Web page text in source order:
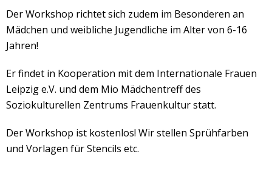
Der Workshop richtet sich zudem im Besonderen an
Mädchen und weibliche Jugendliche im Alter von 6-16
Jahren!
Er findet in Kooperation mit dem Internationale Frauen
Leipzig e.V. und dem Mio Mädchentreff des
Soziokulturellen Zentrums Frauenkultur statt.
Der Workshop ist kostenlos! Wir stellen Sprühfarben
und Vorlagen für Stencils etc.